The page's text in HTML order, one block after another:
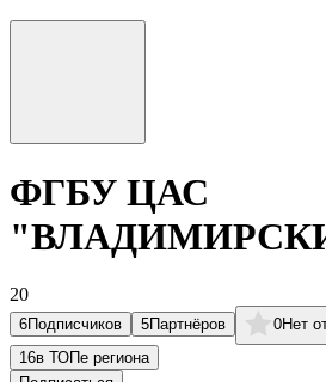
ФГБУ ЦАС
20
6Подписчиков 5Партнёров 0Нет
16в ТОПе региона